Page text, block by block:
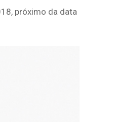
próximo da data